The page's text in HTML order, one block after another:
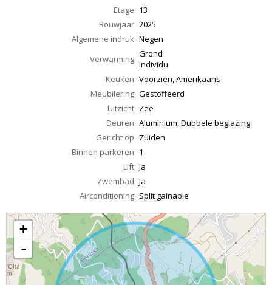
Etage 13
Bouwjaar 2025
Algemene indruk Negen
Verwarming Grond
Individu
Keuken Voorzien, Amerikaans
Meubilering Gestoffeerd
Uitzicht Zee
Deuren Aluminium, Dubbele beglazing
Gericht op Zuiden
Binnen parkeren 1
Lift Ja
Zwembad Ja
Airconditioning Split gainable
+
-